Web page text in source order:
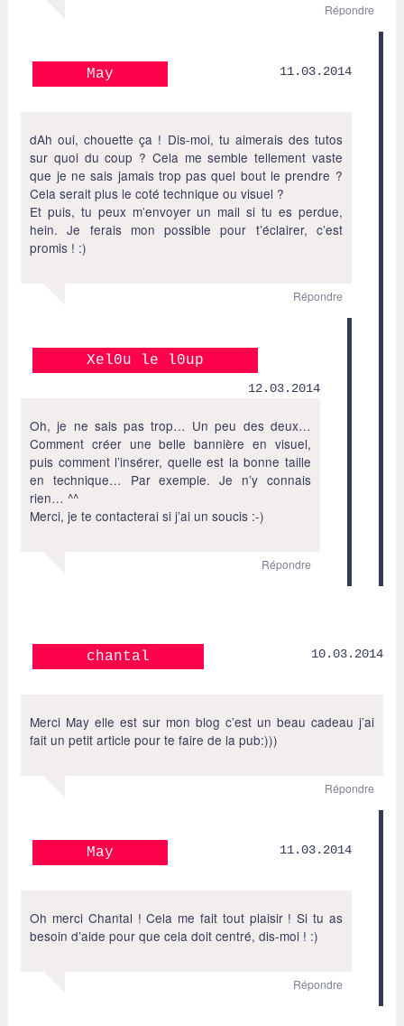
Répondre
May 11.03.2014
dAh oui, chouette ça ! Dis-moi, tu aimerais des tutos
sur quoi du coup ? Cela me semble tellement vaste
que je ne sais jamais trop pas quel bout le prendre ?
Cela serait plus le coté technique ou visuel ?
Et puis, tu peux m’envoyer un mail si tu es perdue,
hein. Je ferais mon possible pour t’éclairer, c’est
promis ! :)
Répondre
Xel0u le l0up
12.03.2014
Oh, je ne sais pas trop… Un peu des deux…
Comment créer une belle bannière en visuel,
puis comment l’insérer, quelle est la bonne taille
en technique… Par exemple. Je n’y connais
rien… ^^
Merci, je te contacterai si j’ai un soucis :-)
Répondre
chantal 10.03.2014
Merci May elle est sur mon blog c’est un beau cadeau j’ai
fait un petit article pour te faire de la pub:)))
Répondre
May 11.03.2014
Oh merci Chantal ! Cela me fait tout plaisir ! Si tu as
besoin d’aide pour que cela doit centré, dis-moi ! :)
Répondre